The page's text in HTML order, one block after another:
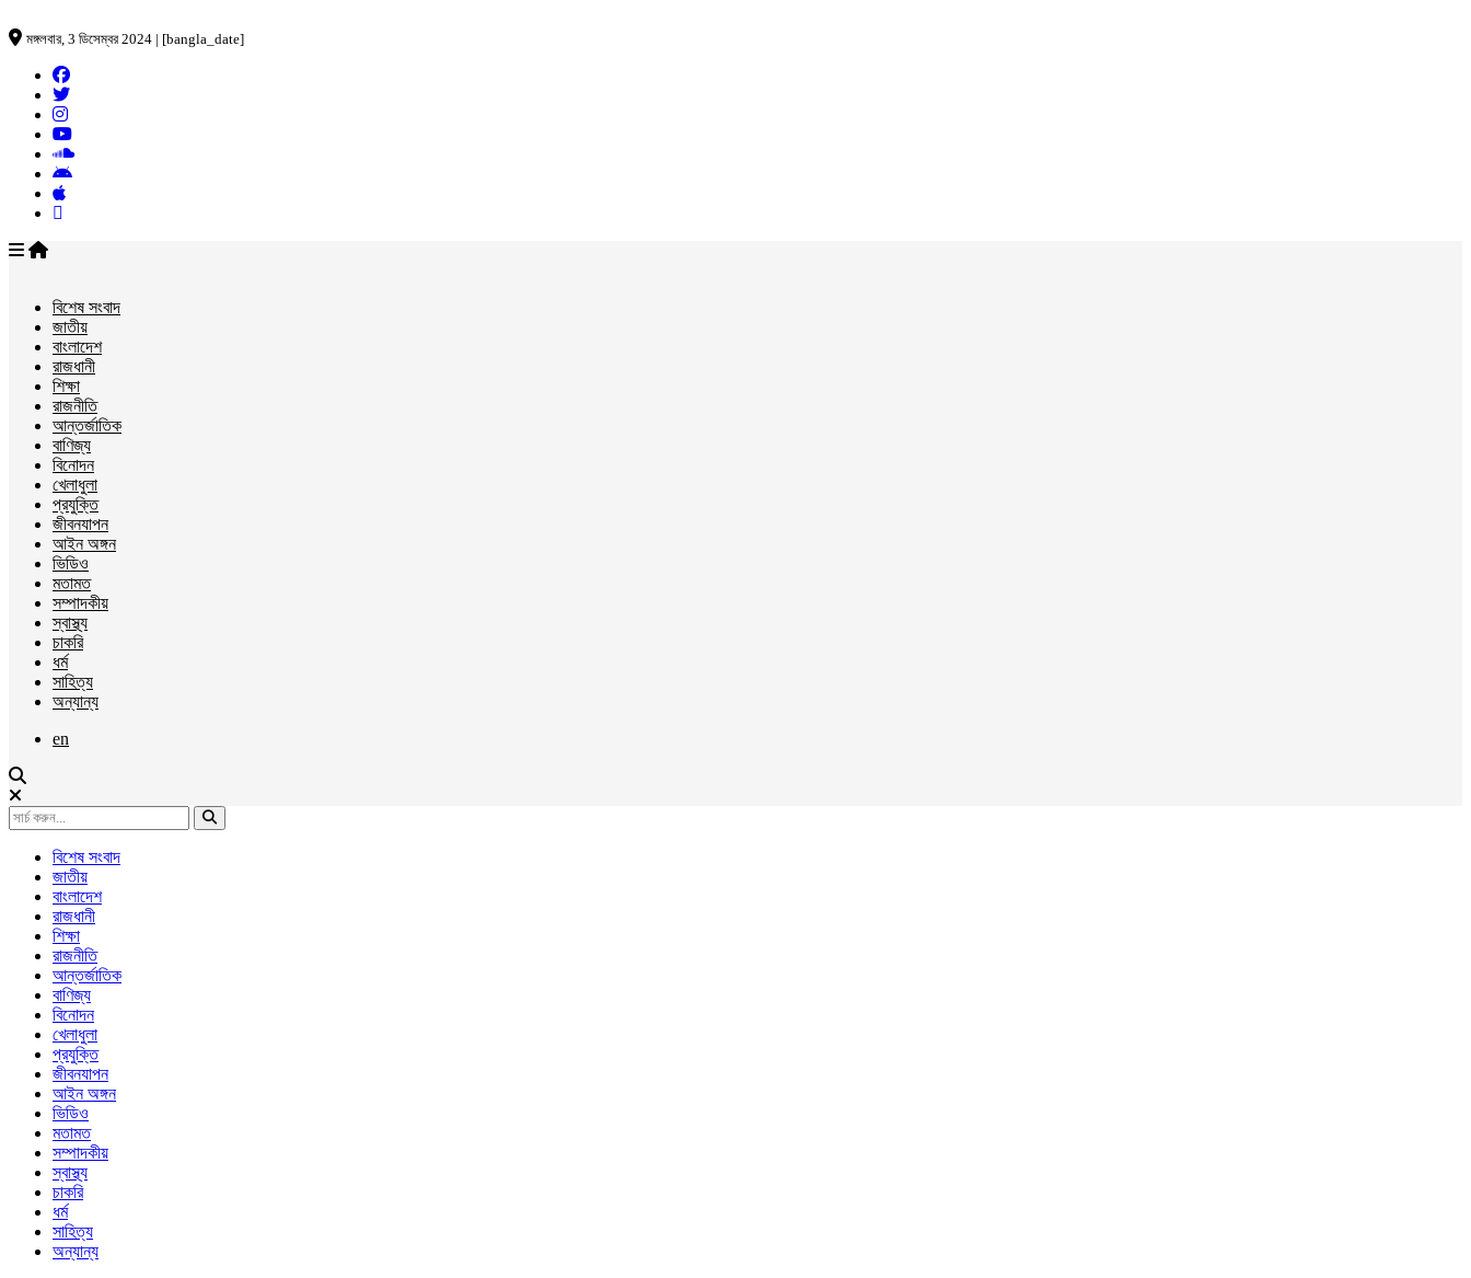
মঙ্গলবার, 3 ডিসেম্বর 2024 | [bangla_date]
বিশেষ সংবাদ
জাতীয়
বাংলাদেশ
রাজধানী
শিক্ষা
রাজনীতি
আন্তর্জাতিক
বাণিজ্য
বিনোদন
খেলাধুলা
প্রযুক্তি
জীবনযাপন
আইন অঙ্গন
ভিডিও
মতামত
সম্পাদকীয়
স্বাস্থ্য
চাকরি
ধর্ম
সাহিত্য
অন্যান্য
en
বিশেষ সংবাদ
জাতীয়
বাংলাদেশ
রাজধানী
শিক্ষা
রাজনীতি
আন্তর্জাতিক
বাণিজ্য
বিনোদন
খেলাধুলা
প্রযুক্তি
জীবনযাপন
আইন অঙ্গন
ভিডিও
মতামত
সম্পাদকীয়
স্বাস্থ্য
চাকরি
ধর্ম
সাহিত্য
অন্যান্য